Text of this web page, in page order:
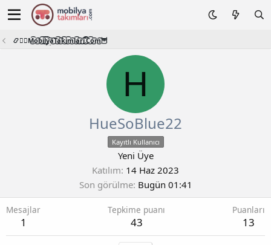
📿🧙‍♂️M͜͡o͜͡b͜͡i͜͡l͜͡y͜͡a͜͡T͜͡a͜͡k͜͡i͜͡m͜͡l͜͡a͜͡r͜͡i͜͡.͜͡C͜͡o͜͡m͜͡🦉
H
HueSoBlue22
Kayıtlı Kullanıcı
Yeni Üye
Katılım 14 Haz 2023
Son görülme Bugün 01:41
Mesajlar
1
Tepkime puanı
43
Puanları
13